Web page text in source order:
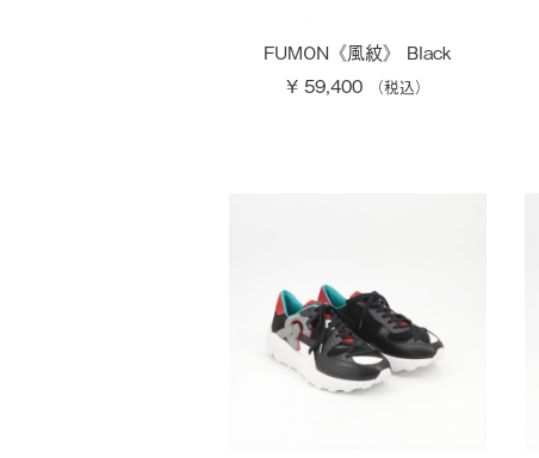
FUMON《風紋》 Black
¥ 59,400